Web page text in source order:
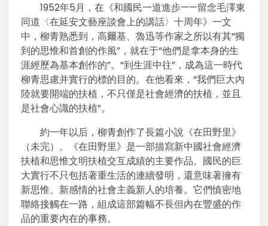
1952年5月，在《和國民一道進步——留念毛澤東
同道〈在延安文藝座談會上的講話〉十周年》一文
中，柳青熟悉到，高爾基、魯迅等作家之所以有其“獨
到的思惟和首創的作風”，就在于“他們是拿本身的生
涯經歷為基本創作的”。“到生涯中往”，成為這一時代
柳青思慮并實行的標的目的。在他看來，“我們巨大內
陸就要開端的扶植，不只僅是社會經濟的扶植，並且
是社會心識的扶植”。
約一年以后，柳青創作了長篇小說《在田野里》
（未完）。《在田野里》是一部描寫新中國社會經濟
扶植和思惟文明扶植交互成績的主要作品。國民的巨
大實行不只包括著重生活的連續發明，還意味著擁有
新思惟、新感情的社會主義新人的培養。它們慎密地
聯絡接觸在一路，組成這部篇幅不長但內在豐盛的作
品的重要內在的事務。